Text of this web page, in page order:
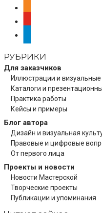
РУБРИКИ
Для заказчиков
Иллюстрации и
Каталоги и
Практика работы
Кейсы и примеры
Блог автора
Дизайн и визуальная
Правовые и цифровые
От первого лица
Проекты и новости
Новости Мастерской
Творческие проекты
Публикации и упоминания